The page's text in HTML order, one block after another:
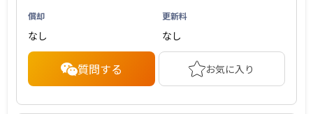
償却
なし
更新料
なし
質問する お気に入り